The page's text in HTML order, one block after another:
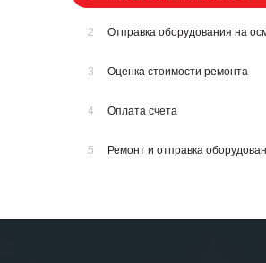
2 Отправка оборудования на
3 Оценка стоимости ремонта
4 Оплата счета
5 Ремонт и отправка